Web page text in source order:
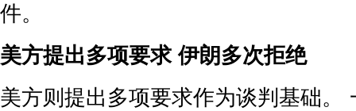
件。
美方提出多项要求 伊朗多次拒绝
美方则提出多项要求作为谈判基础。